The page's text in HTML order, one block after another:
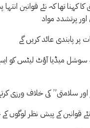
کا کہنا تھا کہ نئے قوانین
پرتشدد مواد
سوشل میڈیا آؤٹ لیٹس کو
سلامتی” کی خلاف ورزی
نئے قوانین کے پیش نظر لوگوں